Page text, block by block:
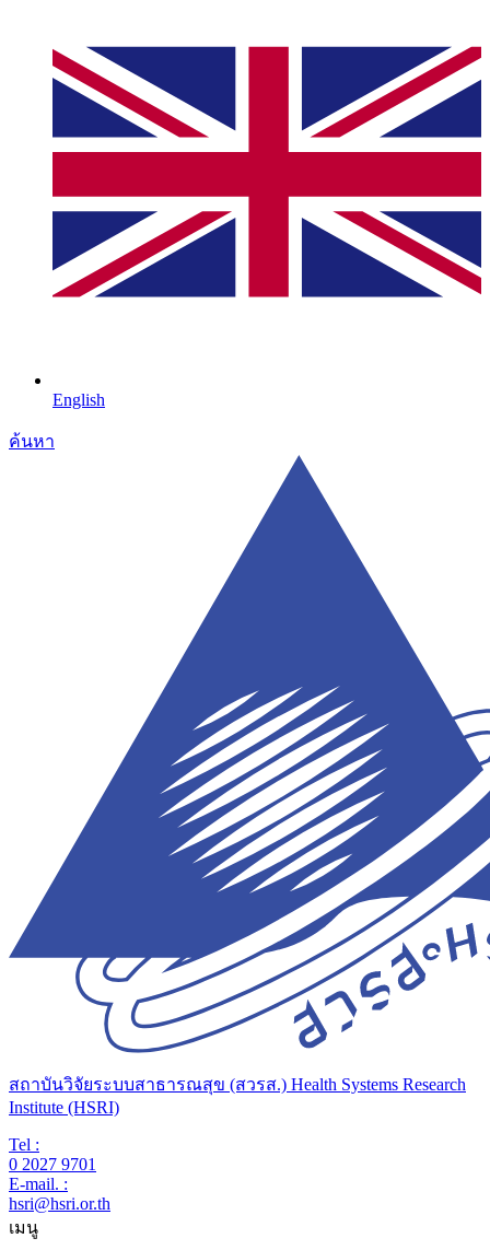
English
ค้นหา
สถาบันวิจัยระบบสาธารณสุข (สวรส.) Health Systems Research
Institute (HSRI)
Tel :
0 2027 9701
E-mail. :
hsri@hsri.or.th
เมนู